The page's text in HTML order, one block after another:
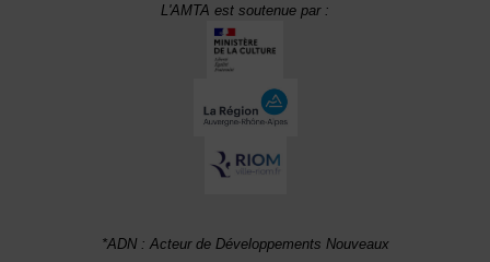
L'AMTA est soutenue par :
*ADN : Acteur de Développements Nouveaux